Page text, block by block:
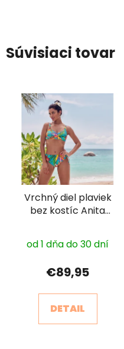
Súvisiaci tovar
Vrchný diel plaviek
bez kostíc Anita
od 1 dňa do 30 dní
€89,95
DETAIL